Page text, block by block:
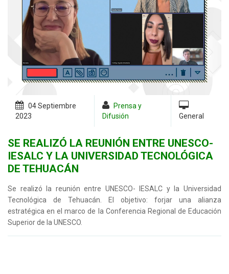
04 Septiembre
2023
Prensa y
Difusión
General
SE REALIZÓ LA REUNIÓN ENTRE UNESCO-
IESALC Y LA UNIVERSIDAD TECNOLÓGICA
DE TEHUACÁN
Se realizó la reunión entre UNESCO- IESALC y la Universidad
Tecnológica de Tehuacán. El objetivo: forjar una alianza
estratégica en el marco de la Conferencia Regional de Educación
Superior de la UNESCO.